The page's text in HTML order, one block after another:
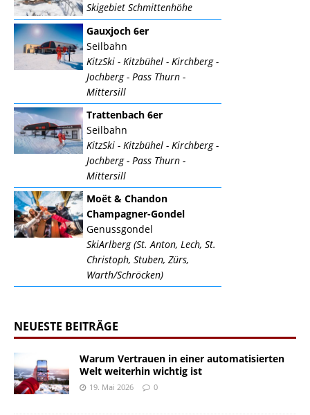
Skigebiet Schmittenhöhe
Gauxjoch 6er
Seilbahn
KitzSki - Kitzbühel - Kirchberg -
Jochberg - Pass Thurn -
Mittersill
Trattenbach 6er
Seilbahn
KitzSki - Kitzbühel - Kirchberg -
Jochberg - Pass Thurn -
Mittersill
Moët & Chandon
Champagner-Gondel
Genussgondel
SkiArlberg (St. Anton, Lech, St.
Christoph, Stuben, Zürs,
Warth/Schröcken)
NEUESTE BEITRÄGE
Warum Vertrauen in einer automatisierten
Welt weiterhin wichtig ist
19. Mai 2026 0